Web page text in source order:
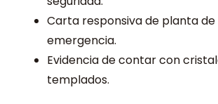
Carta responsiva de planta de
emergencia.
Evidencia de contar con
templados.